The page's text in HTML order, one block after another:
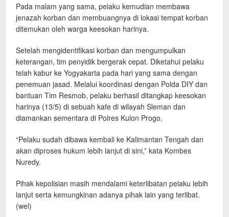
Pada malam yang sama, pelaku kemudian membawa
jenazah korban dan membuangnya di lokasi tempat korban
ditemukan oleh warga keesokan harinya.
Setelah mengidentifikasi korban dan mengumpulkan
keterangan, tim penyidik bergerak cepat. Diketahui pelaku
telah kabur ke Yogyakarta pada hari yang sama dengan
penemuan jasad. Melalui koordinasi dengan Polda DIY dan
bantuan Tim Resmob, pelaku berhasil ditangkap keesokan
harinya (13/5) di sebuah kafe di wilayah Sleman dan
diamankan sementara di Polres Kulon Progo.
“Pelaku sudah dibawa kembali ke Kalimantan Tengah dan
akan diproses hukum lebih lanjut di sini,” kata Kombes
Nuredy.
Pihak kepolisian masih mendalami keterlibatan pelaku lebih
lanjut serta kemungkinan adanya pihak lain yang terlibat.
(wel)